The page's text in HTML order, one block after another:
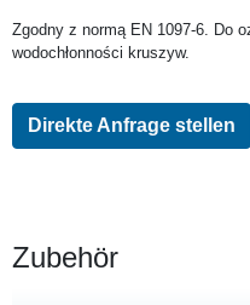
Zgodny z normą EN 1097-6. Do
wodochłonności kruszyw.
Direkte Anfrage stellen
Zubehör